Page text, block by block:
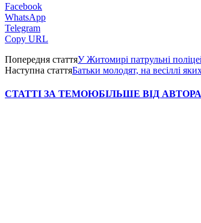
Facebook
WhatsApp
Telegram
Copy URL
Попередня статтяУ Житомирі патрульні
Наступна статтяБатьки молодят, на весіллі
СТАТТІ ЗА ТЕМОЮБІЛЬШЕ ВІД АВТОРА